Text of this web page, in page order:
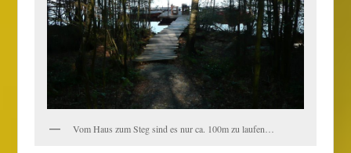
Vom Haus zum Steg sind es nur ca. 100m zu laufen…